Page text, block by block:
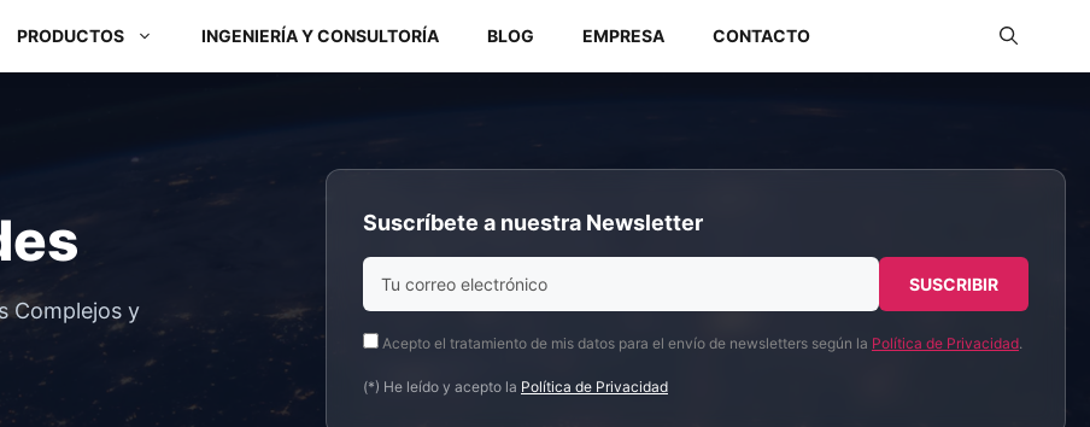
PRODUCTOS
Box PC y Panel PC
Redes Industriales
INGENIERÍA Y CONSULTORÍA BLOG EMPRESA CONTACTO
Complejos y
Suscríbete a nuestra Newsletter
Acepto el tratamiento de mis datos para el envío de newsletters según la Política de Privacidad.
(*) He leído y acepto la Política de Privacidad